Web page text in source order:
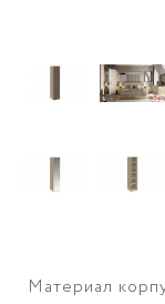
Материал